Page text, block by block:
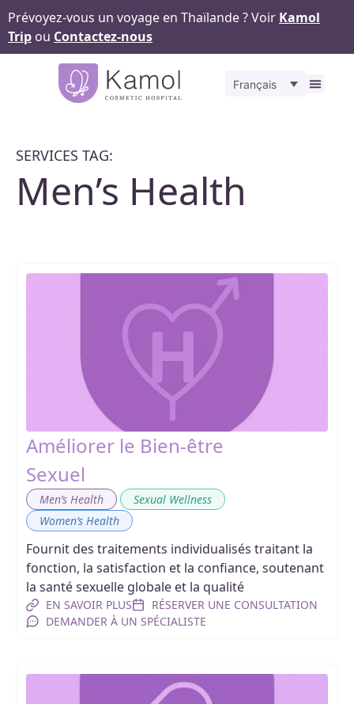
Prévoyez-vous un voyage en Thaïlande ? Voir Kamol
Trip ou Contactez-nous
Français
SERVICES TAG:
Men’s Health
Améliorer le Bien-être
Sexuel
Men’s Health Sexual Wellness
Women’s Health
Fournit des traitements individualisés traitant la
fonction, la satisfaction et la confiance, soutenant
la santé sexuelle globale et la qualité
EN SAVOIR PLUS
RÉSERVER UNE CONSULTATION
DEMANDER À UN SPÉCIALISTE